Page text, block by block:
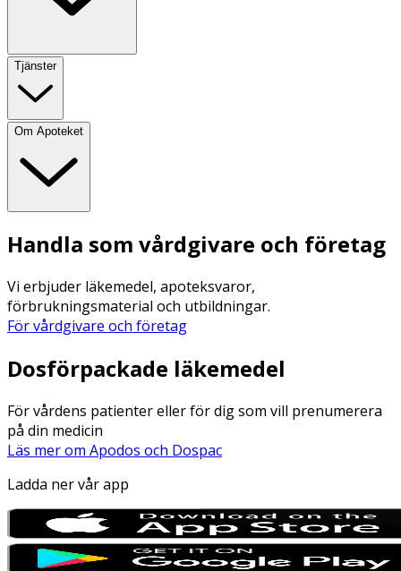
Tjänster
Om Apoteket
Handla som vårdgivare och företag
Vi erbjuder läkemedel, apoteksvaror,
förbrukningsmaterial och utbildningar.
För vårdgivare och företag
Dosförpackade läkemedel
För vårdens patienter eller för dig som vill prenumerera
på din medicin
Läs mer om Apodos och Dospac
Ladda ner vår app